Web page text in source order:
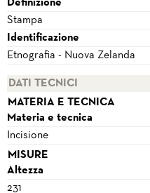
Definizione
Stampa
Identificazione
Etnografia - Nuova Zelanda
DATI TECNICI
MATERIA E TECNICA
Materia e tecnica
Incisione
MISURE
Altezza
231